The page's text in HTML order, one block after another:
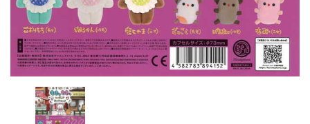
販促用カプセルトイ